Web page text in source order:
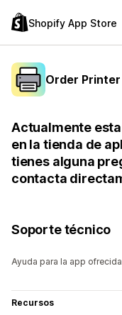
Shopify App Store
Order Printer
Actualmente
en la tienda de
tienes alguna
contacta
Soporte técnico
Ayuda para la app
Recursos